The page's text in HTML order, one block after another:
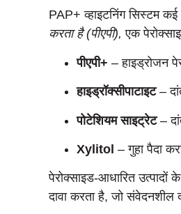
PAP+ व्हाइटनिंग सिस्टम
करता है (पीएपी), एक
पीएपी+ – हाइड्रोजन
हाइड्रॉक्सीपाटाइट–
पोटेशियम साइट्रेट–
Xylitol – गुहा पैदा
पेरोक्साइड-आधारित उत्पादों के
दावा करता है, जो संवेदनशील